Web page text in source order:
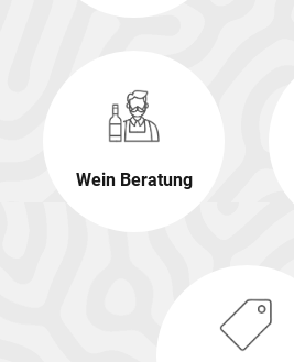
Wein Beratung